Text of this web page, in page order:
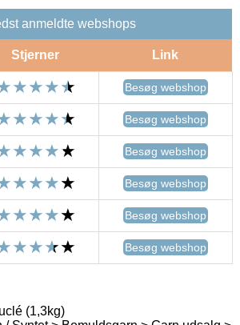
anmeldte webshops
Stjerner Link
Besøg webshop
Besøg webshop
Besøg webshop
Besøg webshop
Besøg webshop
Besøg webshop
(1,3kg)